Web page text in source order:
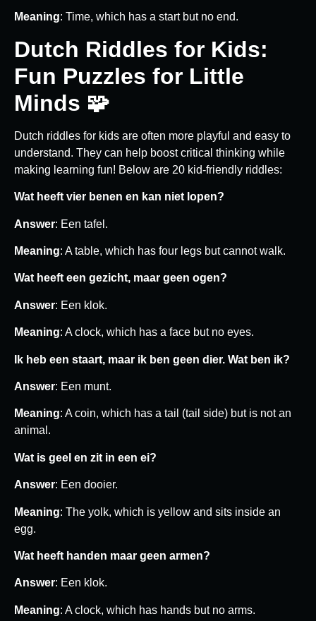
Meaning: Time, which has a start but no end.
Dutch Riddles for Kids:
Fun Puzzles for Little
Minds 🧩
Dutch riddles for kids are often more playful and easy to
understand. They can help boost critical thinking while
making learning fun! Below are 20 kid-friendly riddles:
Wat heeft vier benen en kan niet lopen?
Answer: Een tafel.
Meaning: A table, which has four legs but cannot walk.
Wat heeft een gezicht, maar geen ogen?
Answer: Een klok.
Meaning: A clock, which has a face but no eyes.
Ik heb een staart, maar ik ben geen dier. Wat ben ik?
Answer: Een munt.
Meaning: A coin, which has a tail (tail side) but is not an
animal.
Wat is geel en zit in een ei?
Answer: Een dooier.
Meaning: The yolk, which is yellow and sits inside an
egg.
Wat heeft handen maar geen armen?
Answer: Een klok.
Meaning: A clock, which has hands but no arms.